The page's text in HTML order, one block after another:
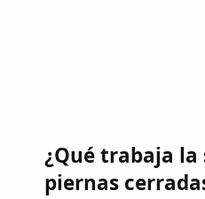
¿Qué trabaja
piernas